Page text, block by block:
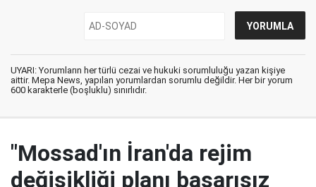
UYARI: Yorumların her türlü cezai ve hukuki sorumluluğu yazan kişiye
aittir. Mepa News, yapılan yorumlardan sorumlu değildir. Her bir yorum
600 karakterle (boşluklu) sınırlıdır.
"Mossad'ın İran'da rejim
değişikliği planı başarısız